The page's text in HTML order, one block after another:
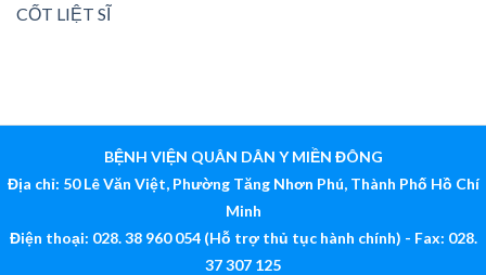
CỐT LIỆT SĨ
BỆNH VIỆN QUÂN DÂN Y MIỀN ĐÔNG
Địa chỉ: 50 Lê Văn Việt, Phường Tăng Nhơn Phú, Thành Phố Hồ Chí
Minh
Điện thoại: 028. 38 960 054 (Hỗ trợ thủ tục hành chính) - Fax: 028.
37 307 125